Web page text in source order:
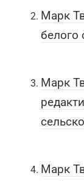
Марк
белого
Марк
Марк